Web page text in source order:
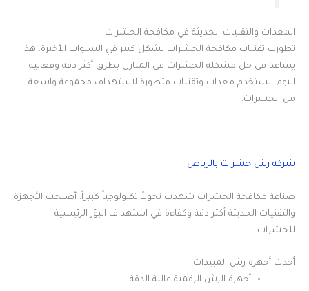
المعدات والتقنيات الحديثة في مكافحة الحشرات
تطورت تقنيات مكافحة الحشرات بشكل كبير في السنوات الأخيرة. هذا
يساعد في حل مشكلة الحشرات في المنازل بطرق أكثر دقة وفعالية.
اليوم، نستخدم معدات وتقنيات متطورة لاستهداف مجموعة واسعة
من الحشرات.
شركة رش حشرات بالرياض
صناعة مكافحة الحشرات شهدت تحولاً تكنولوجياً كبيراً. أصبحت الأجهزة
والتقنيات الحديثة أكثر دقة وكفاءة في استهداف البؤر الرئيسية
للحشرات.
أحدث أجهزة رش المبيدات
أجهزة الرش الرقمية عالية الدقة